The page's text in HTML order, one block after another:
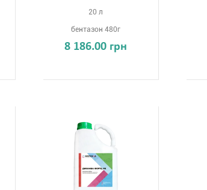
20 л
бентазон 480г
8 186.00 грн